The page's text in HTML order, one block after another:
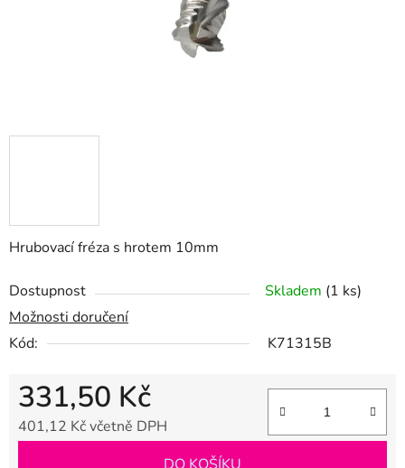
Hrubovací fréza s hrotem 10mm
Dostupnost Skladem (1 ks)
Možnosti doručení
Kód:
K71315B
331,50 Kč
401,12 Kč včetně DPH